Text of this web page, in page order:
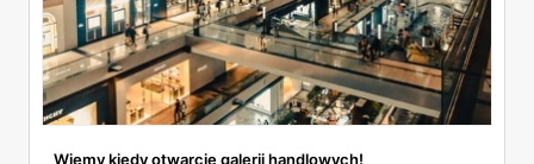
Wiemy kiedy otwarcie galerii handlowych!